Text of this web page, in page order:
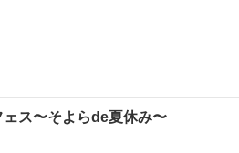
ェス〜そよらde夏休み〜